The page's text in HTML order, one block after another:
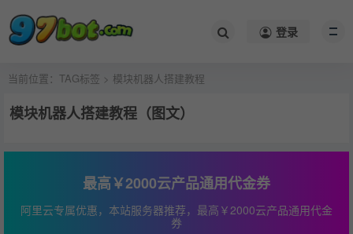
登录
当前位置： TAG标签 > 模块机器人搭建教程
模块机器人搭建教程（图文）
最高￥2000云产品通用代金券
阿里云专属优惠，本站服务器推荐，最高￥2000云产品通用代金
券